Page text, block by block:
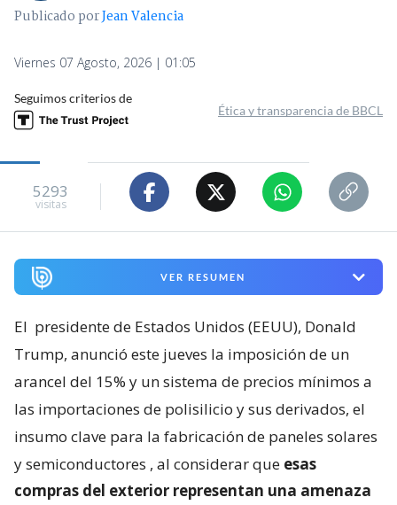
Publicado porJean Valencia
Viernes 07 Agosto, 2026 | 01:05
Seguimos criterios de
Ética y transparencia de BBCL
5293
visitas
VER RESUMEN
El presidente de Estados Unidos (EEUU), Donald
Trump, anunció este jueves la imposición de un
arancel del 15% y un sistema de precios mínimos a
las importaciones de polisilicio y sus derivados, el
insumo clave para la fabricación de paneles solares
y semiconductores , al considerar que esas
compras del exterior representan una amenaza